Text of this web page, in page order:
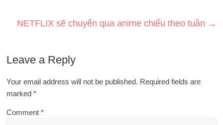
NETFLIX sẽ chuyển qua anime chiếu theo tuần →
Leave a Reply
Your email address will not be published. Required fields are
marked*
Comment*